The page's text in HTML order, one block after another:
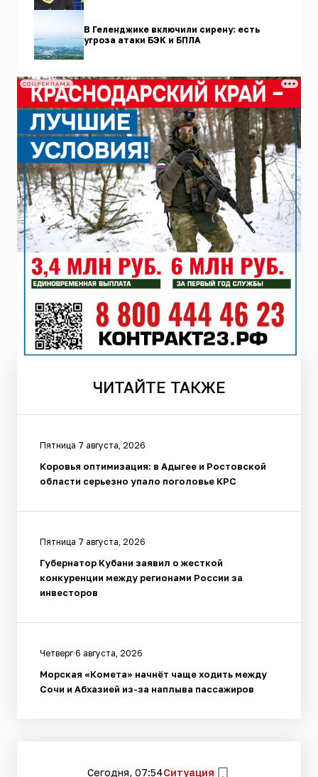
В Геленджике включили сирену: есть
угроза атаки БЭК и БПЛА
СОЦРЕКЛАМА
ЧИТАЙТЕ ТАКЖЕ
Пятница 7 августа, 2026
Коровья оптимизация: в Адыгее и Ростовской
области серьезно упало поголовье КРС
Пятница 7 августа, 2026
Губернатор Кубани заявил о жесткой
конкуренции между регионами России за
инвесторов
Четверг 6 августа, 2026
Морская «Комета» начнёт чаще ходить между
Сочи и Абхазией из-за наплыва пассажиров
Сегодня, 07:54Ситуация